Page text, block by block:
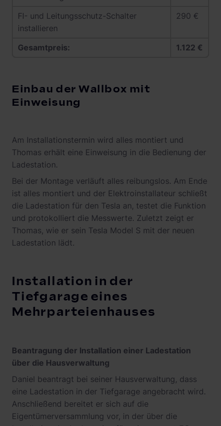
FI- und Leitungsschutz-Schalter
installieren
290 €
Gesamtpreis: 1.122 €
Einbau der Wallbox mit
Einweisung
Am Installationstermin wird alles montiert und
Thomas erhält eine Einweisung in die Bedienung der
Ladestation.
Bei der Montage verläuft alles reibungslos. Am Ende
ist alles montiert und der Elektroinstallateur schließt
die Ladestation für den Tesla an, testet die Funktion
und protokolliert die Messwerte. Zuletzt zeigt er
Thomas, wie er sein Tesla Model S mit der neuen
Ladestation lädt.
Installation in der
Tiefgarage eines
Mehrparteienhauses
Beantragung der Installation einer Ladestation
über die Hausverwaltung
Daniel beantragt bei seiner Hausverwaltung, dass
eine Ladestation in der Tiefgarage angebracht wird.
Anschließend bereitet er sich auf die
Eigentümerversammlung vor, in der über die